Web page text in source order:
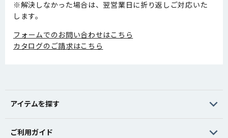
※解決しなかった場合は、翌営業日に折り返しご対応いた
します。
フォームでのお問い合わせはこちら
カタログのご請求はこちら
アイテムを探す
ご利用ガイド